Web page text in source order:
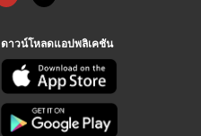
ดาวน์โหลดแอปพลิเคชัน